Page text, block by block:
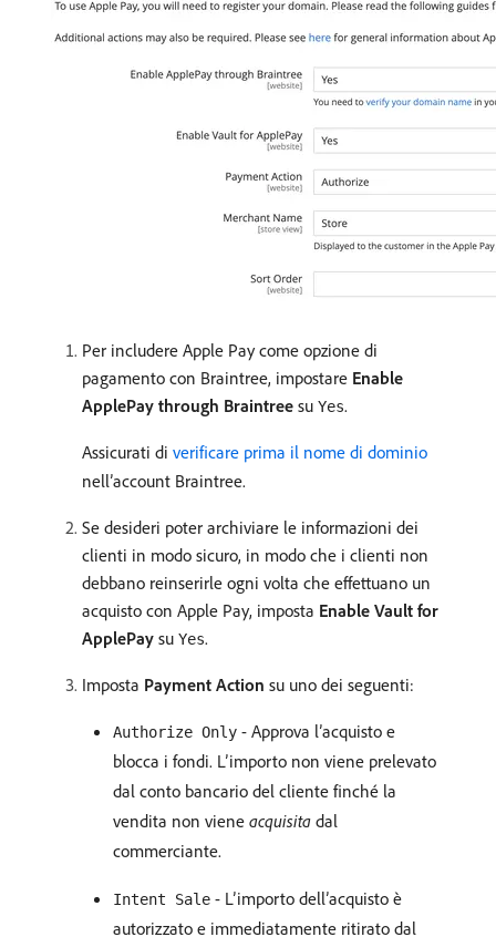
Per includere Apple Pay come opzione di
pagamento con Braintree, impostare Enable
ApplePay through Braintree su Yes.
Assicurati di verificare prima il nome di dominio
nell’account Braintree.
Se desideri poter archiviare le informazioni dei
clienti in modo sicuro, in modo che i clienti non
debbano reinserirle ogni volta che effettuano un
acquisto con Apple Pay, imposta Enable Vault for
ApplePay su Yes.
Imposta Payment Action su uno dei seguenti:
Authorize Only - Approva l’acquisto e
blocca i fondi. L’importo non viene prelevato
dal conto bancario del cliente finché la
vendita non viene acquisita dal
commerciante.
Intent Sale - L’importo dell’acquisto è
autorizzato e immediatamente ritirato dal